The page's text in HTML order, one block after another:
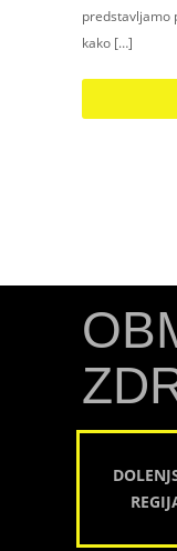
predstavljamo
kako […]